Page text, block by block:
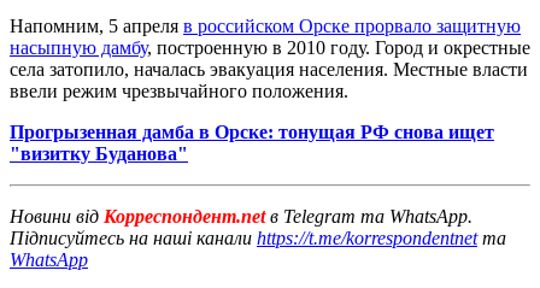
Напомним, 5 апреля в российском Орске прорвало защитную
насыпную дамбу, построенную в 2010 году. Город и окрестные
села затопило, началась эвакуация населения. Местные власти
ввели режим чрезвычайного положения.
Прогрызенная дамба в Орске: тонущая РФ снова ищет
"визитку Буданова"
Новини від Корреспондент.netв Telegram та WhatsApp.
Підписуйтесь на наші канали https://t.me/korrespondentnetта
WhatsApp